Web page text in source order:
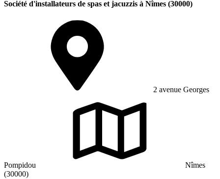
Société d'installateurs de spas et jacuzzis à Nîmes (30000)
2 avenue Georges
Pompidou
Nîmes
(30000)